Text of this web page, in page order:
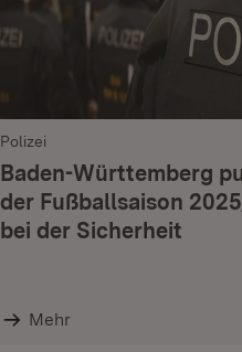
Polizei
Baden-Württemberg
der Fußballsaison
bei der Sicherheit
Mehr